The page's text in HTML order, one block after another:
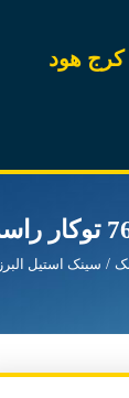
کرج هود
سینک استیل البرز